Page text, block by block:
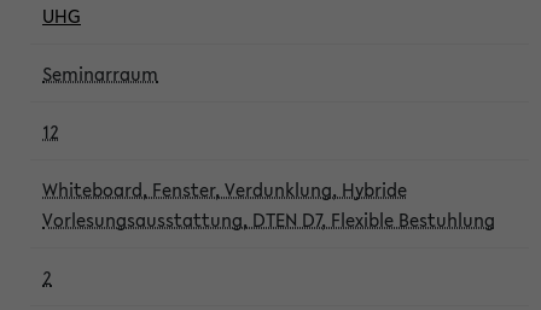
UHG
Seminarraum
12
Whiteboard, Fenster, Verdunklung, Hybride
Vorlesungsausstattung, DTEN D7, Flexible Bestuhlung
2